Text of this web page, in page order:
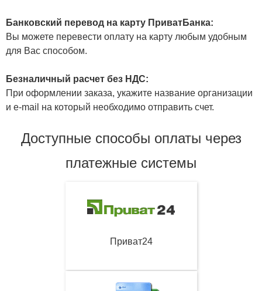
Банковский перевод на карту ПриватБанка:
Вы можете перевести оплату на карту любым удобным
для Вас способом.
Безналичный расчет без НДС:
При оформлении заказа, укажите название организации
и e-mail на который необходимо отправить счет.
Доступные способы оплаты через
платежные системы
Приват24